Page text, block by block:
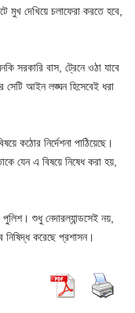
মুখ দেখিয়ে চলাফেরা করতে হবে,
সরকারি বাস, ট্রেনে ওঠা যাবে
সেটি আইন লঙ্ঘন হিসেবেই ধরা
কঠোর নির্দেশনা পাঠিয়েছে।
যেন এ বিষয়ে নিষেধ করা হয়,
শুধু নেদারল্যান্ডসেই নয়,
করেছে প্রশাসন।